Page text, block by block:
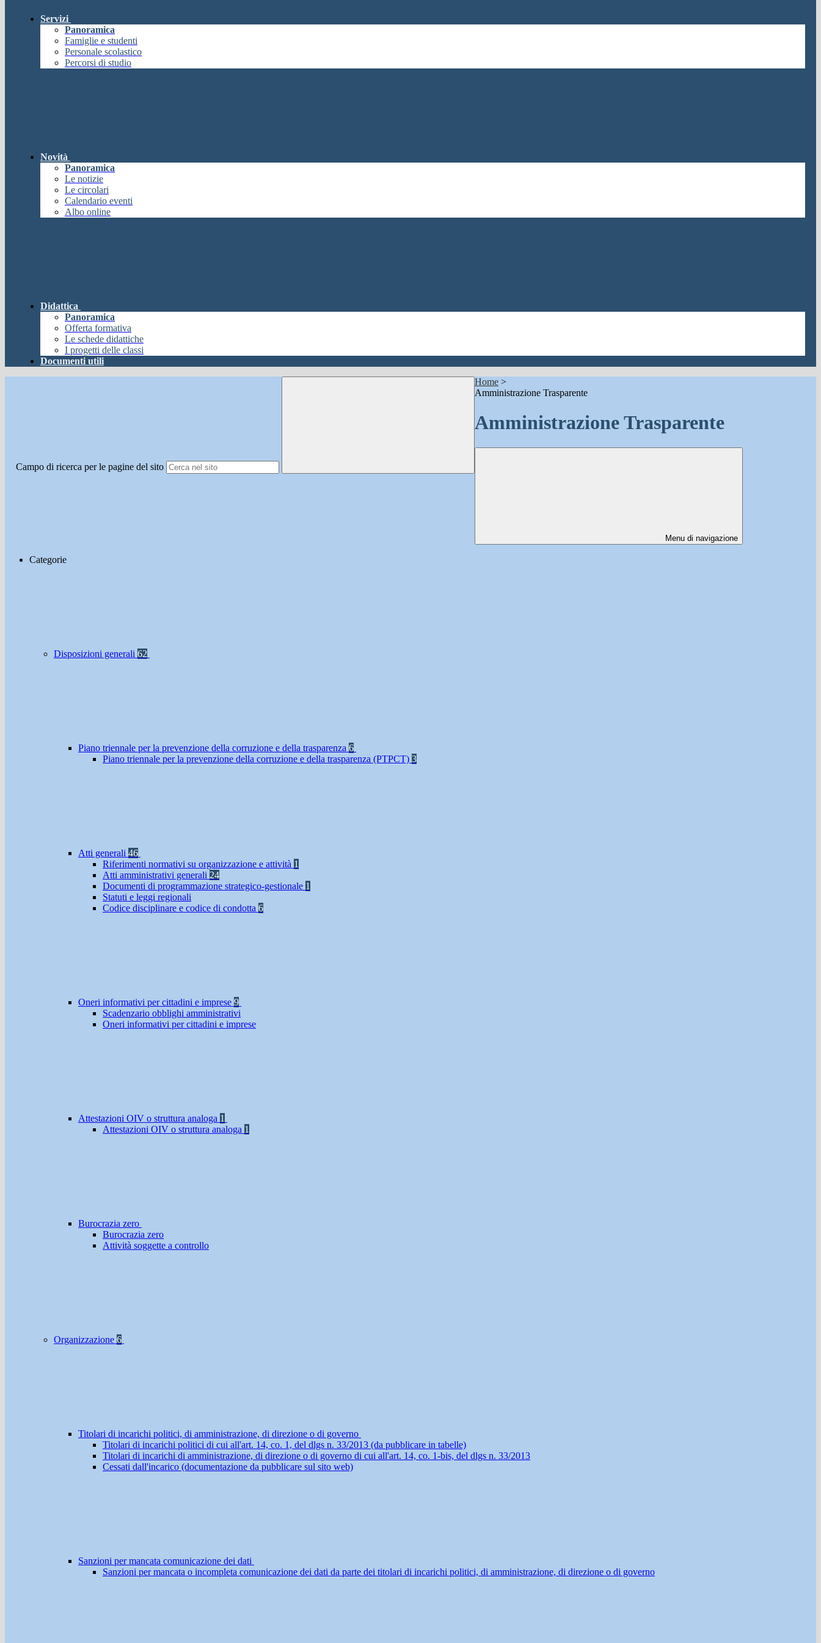
Servizi
Panoramica
Famiglie e studenti
Personale scolastico
Percorsi di studio
Novità
Panoramica
Le notizie
Le circolari
Calendario eventi
Albo online
Didattica
Panoramica
Offerta formativa
Le schede didattiche
I progetti delle classi
Documenti utili
Campo di ricerca per le pagine del sito
Home >
Amministrazione Trasparente
Amministrazione Trasparente
Menu di navigazione
Categorie
Disposizioni generali 62
Piano triennale per la prevenzione della corruzione e della trasparenza 6
Piano triennale per la prevenzione della corruzione e della trasparenza (PTPCT) 3
Atti generali 46
Riferimenti normativi su organizzazione e attività 1
Atti amministrativi generali 24
Documenti di programmazione strategico-gestionale 1
Statuti e leggi regionali
Codice disciplinare e codice di condotta 6
Oneri informativi per cittadini e imprese 9
Scadenzario obblighi amministrativi
Oneri informativi per cittadini e imprese
Attestazioni OIV o struttura analoga 1
Attestazioni OIV o struttura analoga 1
Burocrazia zero
Burocrazia zero
Attività soggette a controllo
Organizzazione 6
Titolari di incarichi politici, di amministrazione, di direzione o di governo
Titolari di incarichi politici di cui all'art. 14, co. 1, del dlgs n. 33/2013 (da pubblicare in tabelle)
Titolari di incarichi di amministrazione, di direzione o di governo di cui all'art. 14, co. 1-bis, del dlgs n. 33/2013
Cessati dall'incarico (documentazione da pubblicare sul sito web)
Sanzioni per mancata comunicazione dei dati
Sanzioni per mancata o incompleta comunicazione dei dati da parte dei titolari di incarichi politici, di amministrazione, di direzione o di governo